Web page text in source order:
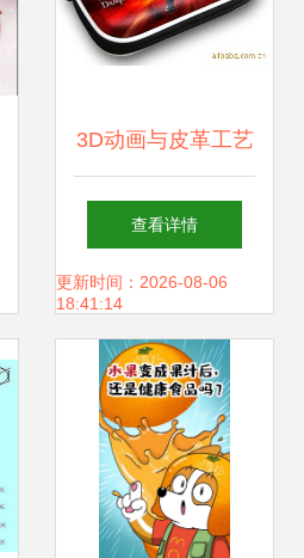
3D动画与皮革工艺
的完美结合 NDS包
与NDIi保护套的制
造艺术
查看详情
更新时间：2026-08-06
18:41:14